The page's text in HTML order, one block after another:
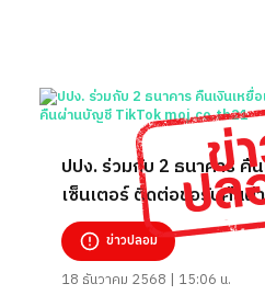
ปปง. ร่วมกับ 2 ธนาคาร คื
เซ็นเตอร์ ติดต่อขอรับคืน
moj.co.th21
ข่าวปลอม
18 ธันวาคม 2568 | 15:06 น.